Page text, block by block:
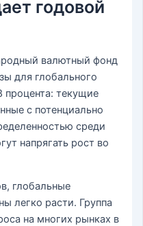
годовой
валютный фонд
для глобального
процента: текущие
с потенциально
среди
напрягать рост во
глобальные
легко расти. Группа
на многих рынках в